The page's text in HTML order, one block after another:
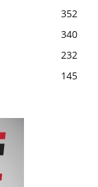
352
340
232
145